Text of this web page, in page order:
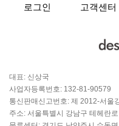
로그인 고객센터
대표: 신상국
사업자등록번호: 132-81-90579
통신판매신고번호: 제 2012-서울
주소: 서울특별시 강남구 테헤란